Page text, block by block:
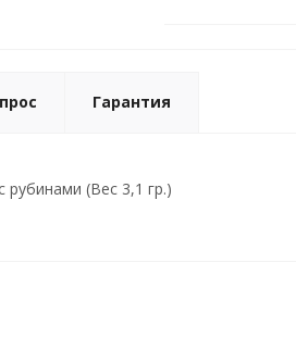
Гарантия
рубинами (Вес 3,1 гр.)